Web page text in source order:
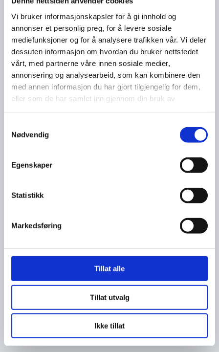
Vi bruker informasjonskapsler for å gi innhold og
annonser et personlig preg, for å levere sosiale
mediefunksjoner og for å analysere trafikken vår. Vi deler
dessuten informasjon om hvordan du bruker nettstedet
vårt, med partnerne våre innen sosiale medier,
annonsering og analysearbeid, som kan kombinere den
med annen informasjon du har gjort tilgjengelig for dem,
eller som de har samlet inn gjennom din bruk av
Nødvendig
Egenskaper
Statistikk
Markedsføring
Tillat alle
Tillat utvalg
Ikke tillat